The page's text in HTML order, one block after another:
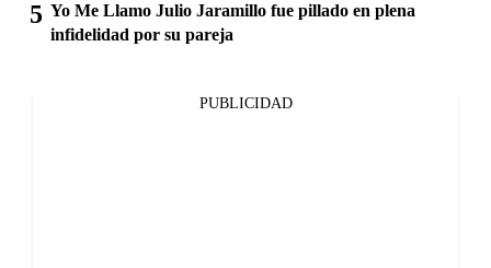
Yo Me Llamo Julio Jaramillo fue pillado en plena
infidelidad por su pareja
PUBLICIDAD